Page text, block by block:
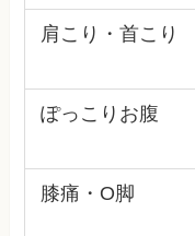
肩こり・首こり
ぽっこりお腹
膝痛・O脚